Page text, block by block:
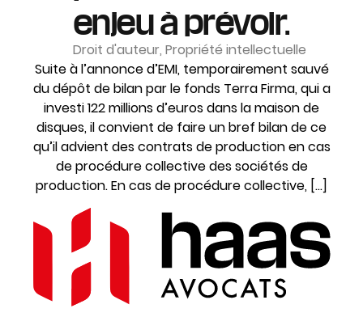
enjeu à prévoir.
Droit d'auteur, Propriété intellectuelle
Suite à l’annonce d’EMI, temporairement sauvé
du dépôt de bilan par le fonds Terra Firma, qui a
investi 122 millions d’euros dans la maison de
disques, il convient de faire un bref bilan de ce
qu’il advient des contrats de production en cas
de procédure collective des sociétés de
production. En cas de procédure collective, […]